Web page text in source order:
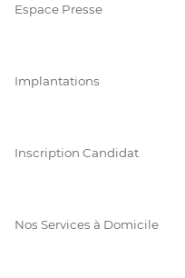
Espace Presse
Implantations
Inscription Candidat
Nos Services à Domicile